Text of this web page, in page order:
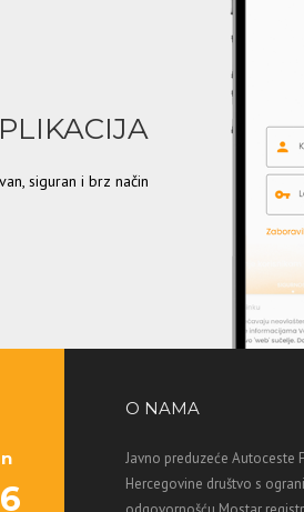
siguran i brz način
O NAMA
Javno preduzeće Autoceste
Hercegovine društvo s